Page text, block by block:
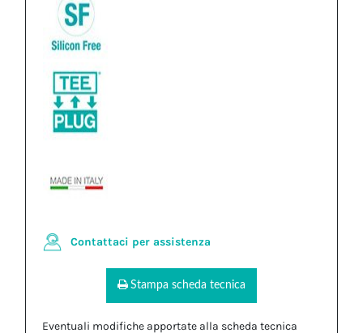
Contattaci per assistenza
Stampa scheda tecnica
Eventuali modifiche apportate alla scheda tecnica